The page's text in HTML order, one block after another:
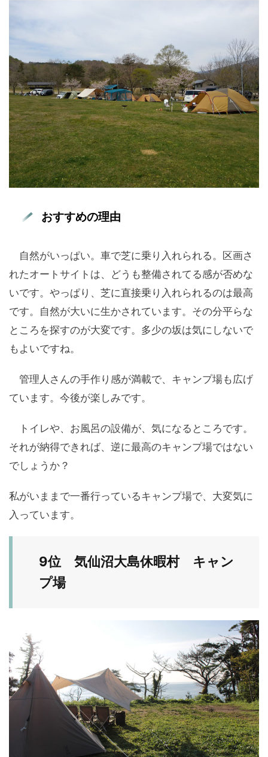
おすすめの理由
自然がいっぱい。車で芝に乗り入れられる。区画さ
れたオートサイトは、どうも整備されてる感が否めな
いです。やっぱり、芝に直接乗り入れられるのは最高
です。自然が大いに生かされています。その分平らな
ところを探すのが大変です。多少の坂は気にしないで
もよいですね。
管理人さんの手作り感が満載で、キャンプ場も広げ
ています。今後が楽しみです。
トイレや、お風呂の設備が、気になるところです。
それが納得できれば、逆に最高のキャンプ場ではない
でしょうか？
私がいままで一番行っているキャンプ場で、大変気に
入っています。
9位 気仙沼大島休暇村 キャン
プ場